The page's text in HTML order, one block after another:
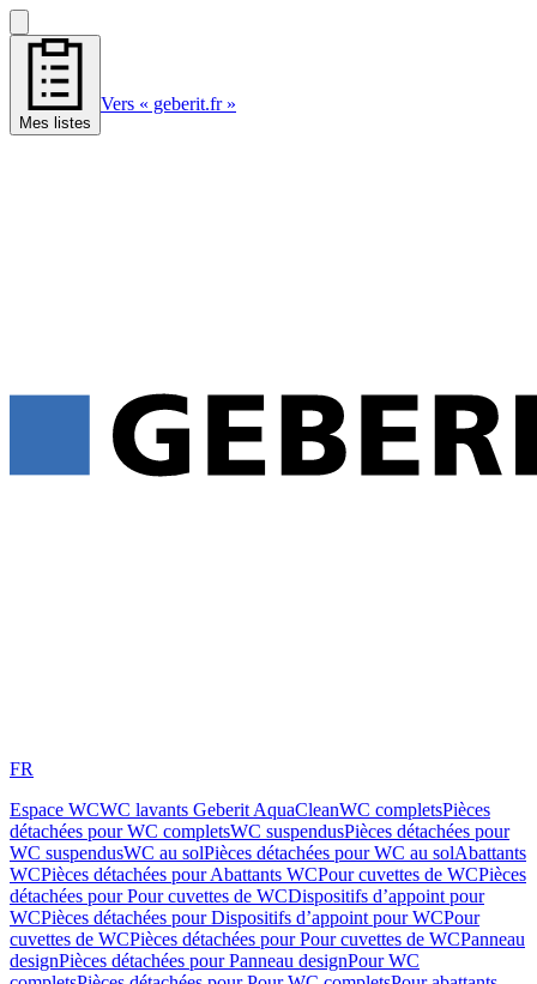
Mes listes
Vers « geberit.fr »
FR
Espace WCWC lavants Geberit AquaCleanWC completsPièces
détachées pour WC completsWC suspendusPièces détachées pour
WC suspendusWC au solPièces détachées pour WC au solAbattants
WCPièces détachées pour Abattants WCPour cuvettes de WCPièces
détachées pour Pour cuvettes de WCDispositifs d’appoint pour
WCPièces détachées pour Dispositifs d’appoint pour WCPour
cuvettes de WCPièces détachées pour Pour cuvettes de WCPanneau
designPièces détachées pour Panneau designPour WC